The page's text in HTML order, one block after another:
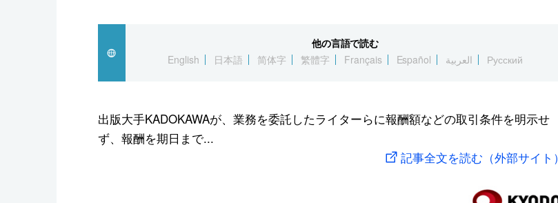
科学・技術
暮らし
他の言語で読む
English
日本語 简体字 繁體字 Français Español العربية Русский
出版大手KADOKAWAが、業務を委託したライターらに報酬額などの取引条件を明示せ
ず、報酬を期日まで...
記事全文を読む（外部サイト）